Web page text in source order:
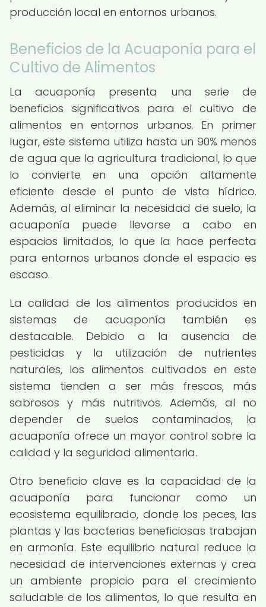
producción local en entornos urbanos.
Beneficios de la Acuaponía para el
Cultivo de Alimentos
La acuaponía presenta una serie de
beneficios significativos para el cultivo de
alimentos en entornos urbanos. En primer
lugar, este sistema utiliza hasta un 90% menos
de agua que la agricultura tradicional, lo que
lo convierte en una opción altamente
eficiente desde el punto de vista hídrico.
Además, al eliminar la necesidad de suelo, la
acuaponía puede llevarse a cabo en
espacios limitados, lo que la hace perfecta
para entornos urbanos donde el espacio es
escaso.
La calidad de los alimentos producidos en
sistemas de acuaponía también es
destacable. Debido a la ausencia de
pesticidas y la utilización de nutrientes
naturales, los alimentos cultivados en este
sistema tienden a ser más frescos, más
sabrosos y más nutritivos. Además, al no
depender de suelos contaminados, la
acuaponía ofrece un mayor control sobre la
calidad y la seguridad alimentaria.
Otro beneficio clave es la capacidad de la
acuaponía para funcionar como un
ecosistema equilibrado, donde los peces, las
plantas y las bacterias beneficiosas trabajan
en armonía. Este equilibrio natural reduce la
necesidad de intervenciones externas y crea
un ambiente propicio para el crecimiento
saludable de los alimentos, lo que resulta en